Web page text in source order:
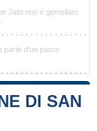
Jato non è gemellato
parte d'un parco
DI SAN